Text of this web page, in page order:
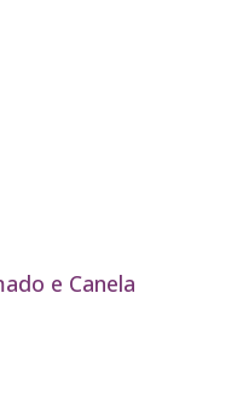
e Canela